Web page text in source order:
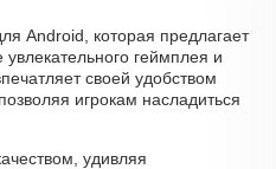
Android, которая предлагает
геймплея и
своей удобством
игрокам насладиться
удивляя